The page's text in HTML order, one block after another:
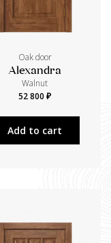
Oak door
Alexandra
Walnut
52 800 ₽
Add to cart